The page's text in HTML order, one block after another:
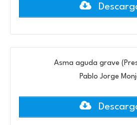
Asma aguda grave
Pablo Jorge